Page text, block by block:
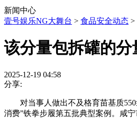
新闻中心
壹号娱乐NG大舞台 > 食品安全动态 >
该分量包拆罐的分
2025-12-19 04:58
分享:
对当事人做出不及格育苗基质550
消费”铁拳步履第五批典型案例。咸